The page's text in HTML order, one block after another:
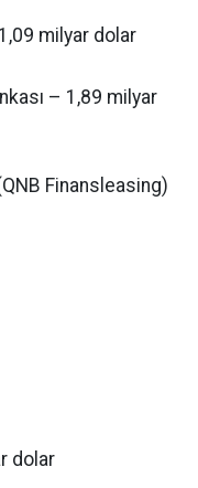
milyar dolar
– 1,89 milyar
Finansleasing)
dolar